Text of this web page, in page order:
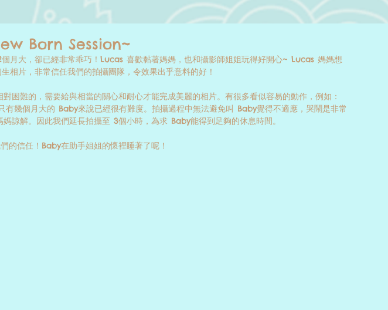
Born Session~
月大，卻已經非常乖巧！Lucas 喜歡黏著媽媽，也和攝影師姐姐玩得好開心~ Lucas 媽媽想
相片，非常信任我們的拍攝團隊，令效果出乎意料的好！
困難的，需要給與相當的關心和耐心才能完成美麗的相片。有很多看似容易的動作，例如：
有幾個月大的 Baby來說已經很有難度。拍攝過程中無法避免叫 Baby覺得不適應，哭鬧是非常
媽諒解。因此我們延長拍攝至 3個小時，為求 Baby能得到足夠的休息時間。
的信任！Baby在助手姐姐的懷裡睡著了呢！